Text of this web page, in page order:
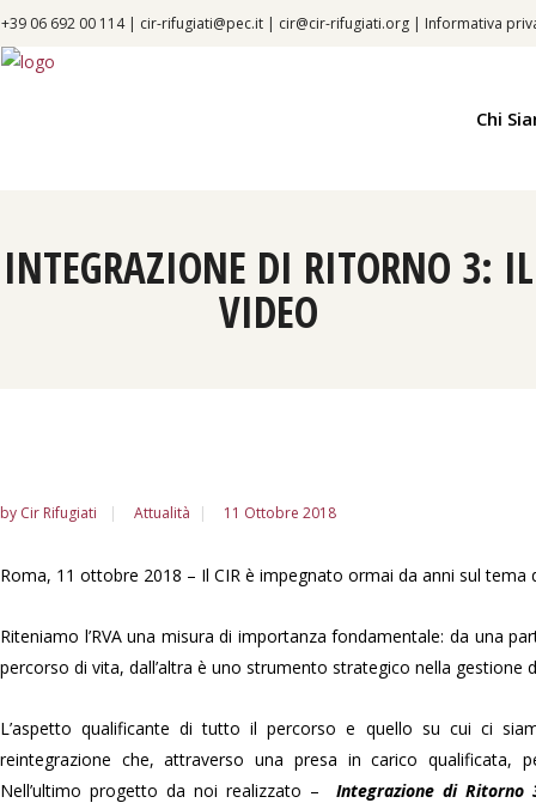
+39 06 692 00 114 | cir-rifugiati@pec.it | cir@cir-rifugiati.org | Informativa
Chi
INTEGRAZIONE DI RITORNO 3: IL
VIDEO
by Cir Rifugiati Attualità 11 Ottobre 2018
Roma, 11 ottobre 2018 – Il CIR è impegnato ormai da anni sul
Riteniamo l’RVA una misura di importanza fondamentale: da una
percorso di vita, dall’altra è uno strumento strategico nella gestione
L’aspetto qualificante di tutto il percorso e quello su cui ci
reintegrazione che, attraverso una presa in carico qualificata,
Nell’ultimo progetto da noi realizzato –Integrazione di